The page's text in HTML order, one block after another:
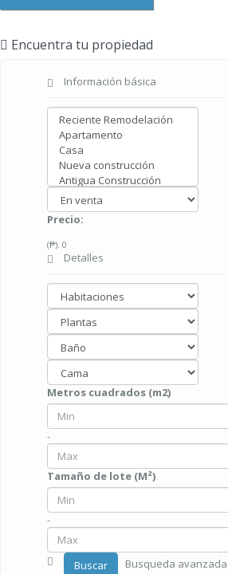
Encuentra tu propiedad
Información básica
Precio:
(₱). 0
Detalles
Metros cuadrados (m2)
-
Tamaño de lote (M²)
-
Buscar Busqueda avanzada